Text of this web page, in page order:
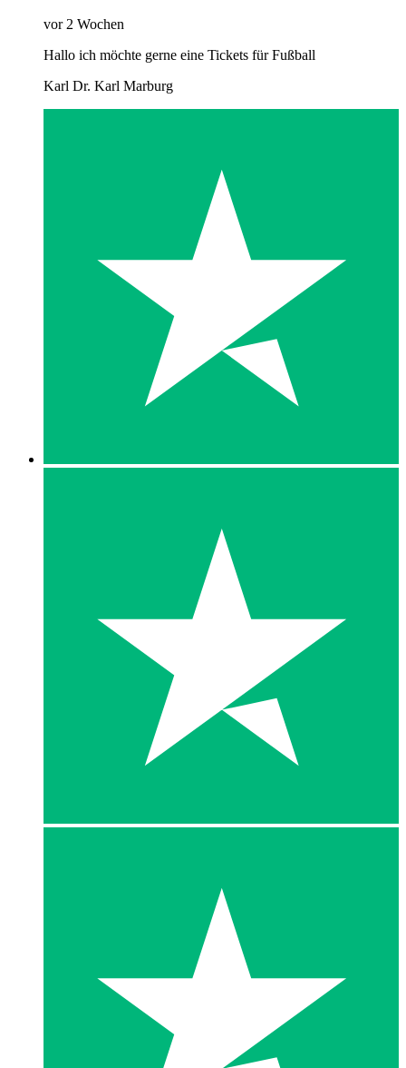
vor 2 Wochen
Hallo ich möchte gerne eine Tickets für Fußball
Karl Dr. Karl Marburg